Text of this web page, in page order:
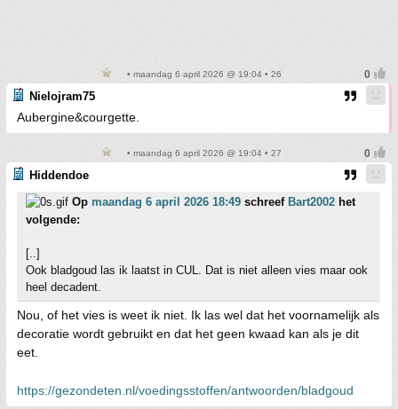
• maandag 6 april 2026 @ 19:04 • 26
Nielojram75
Aubergine&courgette.
• maandag 6 april 2026 @ 19:04 • 27
Hiddendoe
Op maandag 6 april 2026 18:49 schreef Bart2002 het
volgende:
[..]
Ook bladgoud las ik laatst in CUL. Dat is niet alleen vies maar ook
heel decadent.
Nou, of het vies is weet ik niet. Ik las wel dat het voornamelijk als
decoratie wordt gebruikt en dat het geen kwaad kan als je dit
eet.
https://gezondeten.nl/voedingsstoffen/antwoorden/bladgoud